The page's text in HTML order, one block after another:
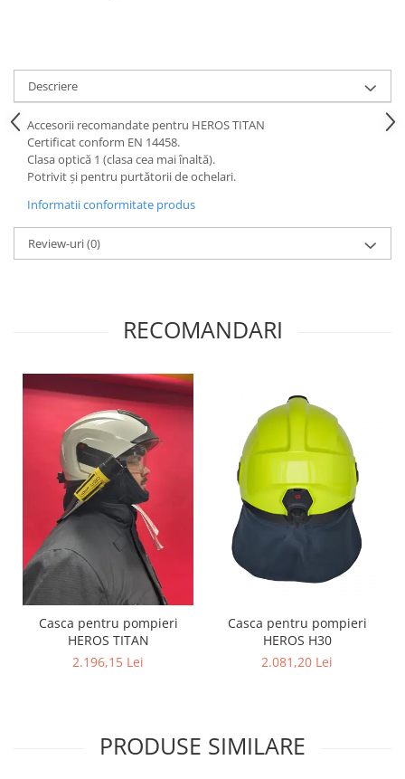
Descriere
Accesorii recomandate pentru HEROS TITAN
Certificat conform EN 14458.
Clasa optică 1 (clasa cea mai înaltă).
Potrivit și pentru purtătorii de ochelari.
Informatii conformitate produs
Review-uri(0)
RECOMANDARI
Casca pentru pompieri
HEROS TITAN
2.196,15 Lei
Casca pentru pompieri
HEROS H30
2.081,20 Lei
PRODUSE SIMILARE